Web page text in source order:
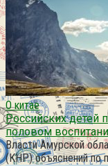
О китае
Российских детей
половом
Власти Амурской
(КНР) объяснений по